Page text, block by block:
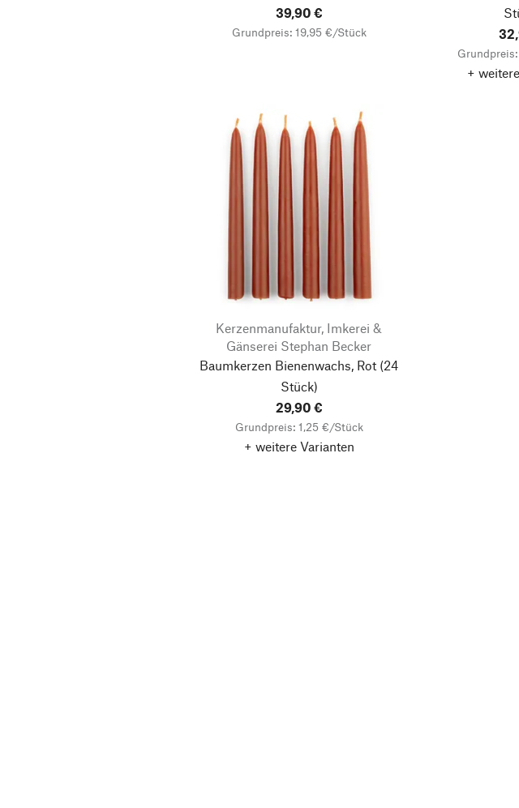
39,90 €
Grundpreis: 19,95 €/Stück
+
Kerzenmanufaktur, Imkerei &
Gänserei Stephan Becker
Baumkerzen Bienenwachs, Rot (24
Stück)
29,90 €
Grundpreis: 1,25 €/Stück
+ weitere Varianten